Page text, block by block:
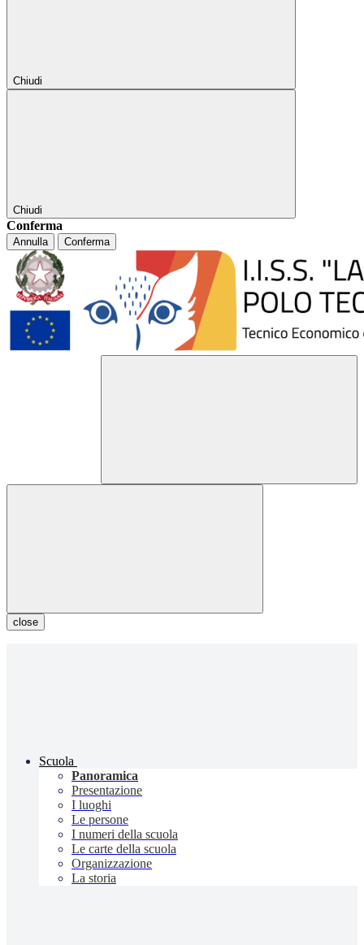
Chiudi
Chiudi
Conferma
Annulla Conferma
close
Scuola
Panoramica
Presentazione
I luoghi
Le persone
I numeri della scuola
Le carte della scuola
Organizzazione
La storia